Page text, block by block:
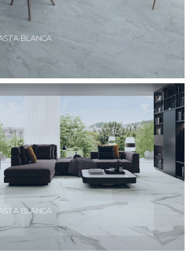
BLANCA
BLANCA